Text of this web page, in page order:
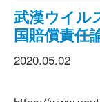
武漢ウイル
国賠償責任
2020.05.02